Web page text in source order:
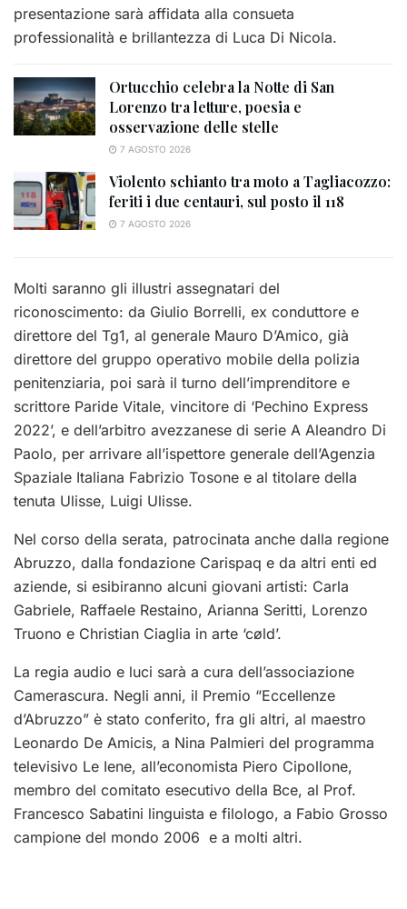
presentazione sarà affidata alla consueta
professionalità e brillantezza di Luca Di Nicola.
Ortucchio celebra la Notte di San
Lorenzo tra letture, poesia e
osservazione delle stelle
7 AGOSTO 2026
Violento schianto tra moto a Tagliacozzo:
feriti i due centauri, sul posto il 118
7 AGOSTO 2026
Molti saranno gli illustri assegnatari del
riconoscimento: da Giulio Borrelli, ex conduttore e
direttore del Tg1, al generale Mauro D’Amico, già
direttore del gruppo operativo mobile della polizia
penitenziaria, poi sarà il turno dell’imprenditore e
scrittore Paride Vitale, vincitore di ‘Pechino Express
2022’, e dell’arbitro avezzanese di serie A Aleandro Di
Paolo, per arrivare all’ispettore generale dell’Agenzia
Spaziale Italiana Fabrizio Tosone e al titolare della
tenuta Ulisse, Luigi Ulisse.
Nel corso della serata, patrocinata anche dalla regione
Abruzzo, dalla fondazione Carispaq e da altri enti ed
aziende, si esibiranno alcuni giovani artisti: Carla
Gabriele, Raffaele Restaino, Arianna Seritti, Lorenzo
Truono e Christian Ciaglia in arte ‘cøld’.
La regia audio e luci sarà a cura dell’associazione
Camerascura. Negli anni, il Premio “Eccellenze
d’Abruzzo” è stato conferito, fra gli altri, al maestro
Leonardo De Amicis, a Nina Palmieri del programma
televisivo Le Iene, all’economista Piero Cipollone,
membro del comitato esecutivo della Bce, al Prof.
Francesco Sabatini linguista e filologo, a Fabio Grosso
campione del mondo 2006 e a molti altri.